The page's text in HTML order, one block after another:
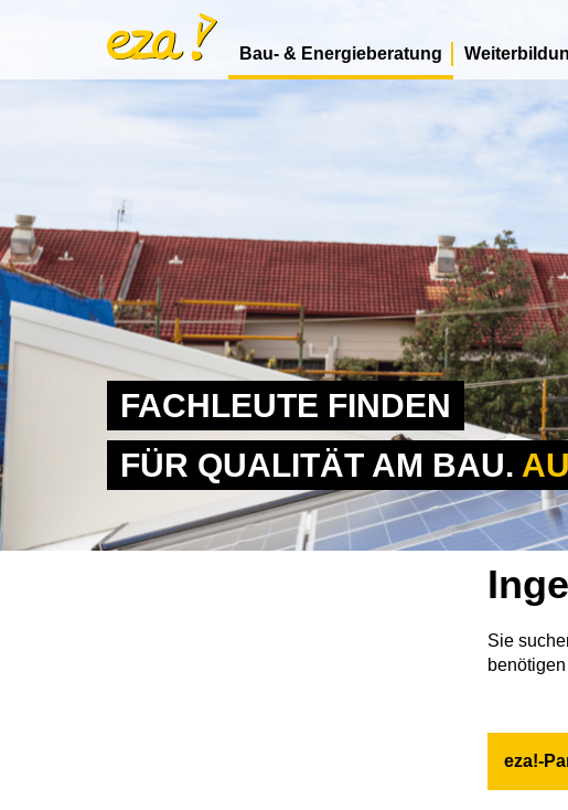
Bau- & Energieberatung
FACHLEUTE FINDEN
FÜR QUALITÄT AM BAU.
Sie
eza!-